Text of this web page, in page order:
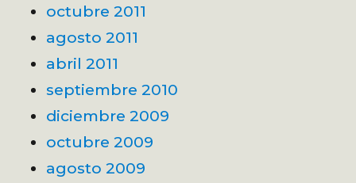
octubre 2011
agosto 2011
abril 2011
septiembre 2010
diciembre 2009
octubre 2009
agosto 2009